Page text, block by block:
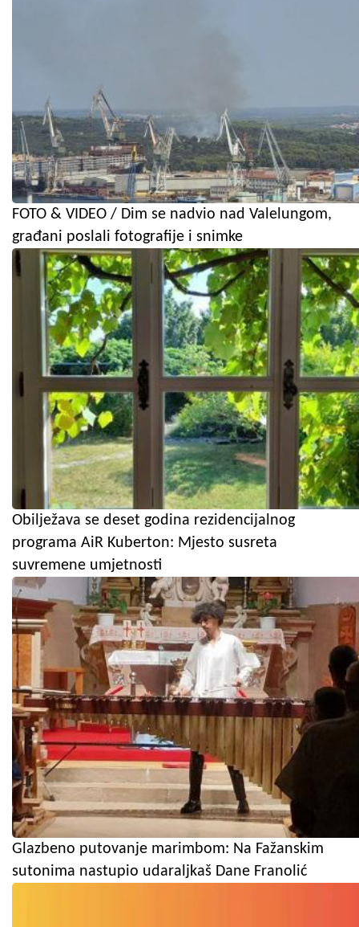
FOTO & VIDEO / Dim se nadvio nad Valelungom,
građani poslali fotografije i snimke
Obilježava se deset godina rezidencijalnog
programa AiR Kuberton: Mjesto susreta
suvremene umjetnosti
Glazbeno putovanje marimbom: Na Fažanskim
sutonima nastupio udaraljkaš Dane Franolić